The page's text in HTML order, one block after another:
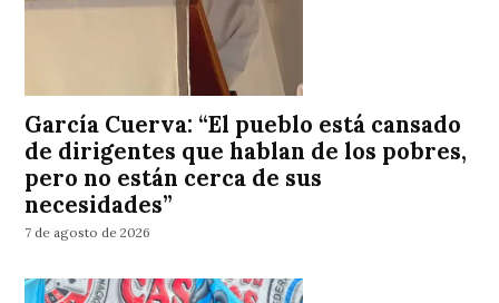
García Cuerva: “El pueblo está cansado
de dirigentes que hablan de los pobres,
pero no están cerca de sus
necesidades”
7 de agosto de 2026